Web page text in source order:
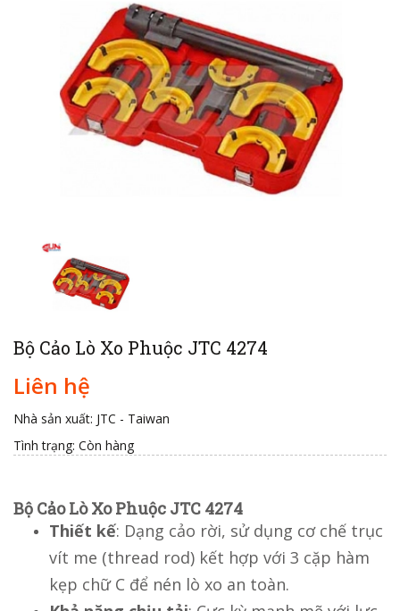
Bộ Cảo Lò Xo Phuộc JTC 4274
Liên hệ
Nhà sản xuất: JTC - Taiwan
Tình trạng: Còn hàng
Bộ Cảo Lò Xo Phuộc JTC 4274
Thiết kế: Dạng cảo rời, sử dụng cơ chế trục
vít me (thread rod) kết hợp với 3 cặp hàm
kẹp chữ C để nén lò xo an toàn.